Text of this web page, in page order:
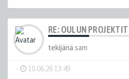
RE: OULUN PROJEKTIT
tekijänä sam
- 10.06.26 13:49